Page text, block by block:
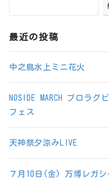
最近の投稿
中之島水上ミニ花火
NOSIDE MARCH プロラ
フェス
天神祭夕涼みLIVE
７月10日(金) 万博レガシ